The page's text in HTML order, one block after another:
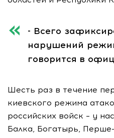
- Всего
нарушений
говорится в
Шесть раз в течение
киевского режима
российских войск – у
Балка, Богатырь,